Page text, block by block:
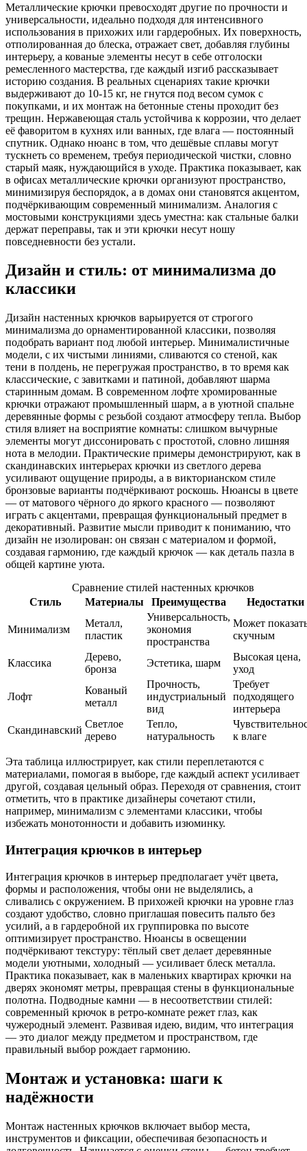
Металлические крючки превосходят другие по прочности и
универсальности, идеально подходя для интенсивного
использования в прихожих или гардеробных. Их поверхность,
отполированная до блеска, отражает свет, добавляя глубины
интерьеру, а кованые элементы несут в себе отголоски
ремесленного мастерства, где каждый изгиб рассказывает
историю создания. В реальных сценариях такие крючки
выдерживают до 10-15 кг, не гнутся под весом сумок с
покупками, и их монтаж на бетонные стены проходит без
трещин. Нержавеющая сталь устойчива к коррозии, что делает
её фаворитом в кухнях или ванных, где влага — постоянный
спутник. Однако нюанс в том, что дешёвые сплавы могут
тускнеть со временем, требуя периодической чистки, словно
старый маяк, нуждающийся в уходе. Практика показывает, как
в офисах металлические крючки организуют пространство,
минимизируя беспорядок, а в домах они становятся акцентом,
подчёркивающим современный минимализм. Аналогия с
мостовыми конструкциями здесь уместна: как стальные балки
держат переправы, так и эти крючки несут ношу
повседневности без устали.
Дизайн и стиль: от минимализма до
классики
Дизайн настенных крючков варьируется от строгого
минимализма до орнаментированной классики, позволяя
подобрать вариант под любой интерьер. Минималистичные
модели, с их чистыми линиями, сливаются со стеной, как
тени в полдень, не перегружая пространство, в то время как
классические, с завитками и патиной, добавляют шарма
старинным домам. В современном лофте хромированные
крючки отражают промышленный шарм, а в уютной спальне
деревянные формы с резьбой создают атмосферу тепла. Выбор
стиля влияет на восприятие комнаты: слишком вычурные
элементы могут диссонировать с простотой, словно лишняя
нота в мелодии. Практические примеры демонстрируют, как в
скандинавских интерьерах крючки из светлого дерева
усиливают ощущение природы, а в викторианском стиле
бронзовые варианты подчёркивают роскошь. Нюансы в цвете
— от матового чёрного до яркого красного — позволяют
играть с акцентами, превращая функциональный предмет в
декоративный. Развитие мысли приводит к пониманию, что
дизайн не изолирован: он связан с материалом и формой,
создавая гармонию, где каждый крючок — как деталь пазла в
общей картине уюта.
Сравнение стилей настенных крючков
Стиль
Материалы Преимущества Недостатки
Минимализм
Металл,
пластик
Универсальность,
экономия
пространства
Может
скучным
Классика
Дерево,
бронза
Эстетика, шарм
Высокая цена,
уход
Лофт
Кованый
металл
Прочность,
индустриальный
вид
Требует
подходящего
интерьера
Скандинавский
Светлое
дерево
Тепло,
натуральность
к влаге
Эта таблица иллюстрирует, как стили переплетаются с
материалами, помогая в выборе, где каждый аспект усиливает
другой, создавая цельный образ. Переходя от сравнения, стоит
отметить, что в практике дизайнеры сочетают стили,
например, минимализм с элементами классики, чтобы
избежать монотонности и добавить изюминку.
Интеграция крючков в интерьер
Интеграция крючков в интерьер предполагает учёт цвета,
формы и расположения, чтобы они не выделялись, а
сливались с окружением. В прихожей крючки на уровне глаз
создают удобство, словно приглашая повесить пальто без
усилий, а в гардеробной их группировка по высоте
оптимизирует пространство. Нюансы в освещении
подчёркивают текстуру: тёплый свет делает деревянные
модели уютными, холодный — усиливает блеск металла.
Практика показывает, как в маленьких квартирах крючки на
дверях экономят метры, превращая стены в функциональные
полотна. Подводные камни — в несоответствии стилей:
современный крючок в ретро-комнате режет глаз, как
чужеродный элемент. Развивая идею, видим, что интеграция
— это диалог между предметом и пространством, где
правильный выбор рождает гармонию.
Монтаж и установка: шаги к
надёжности
Монтаж настенных крючков включает выбор места,
инструментов и фиксации, обеспечивая безопасность и